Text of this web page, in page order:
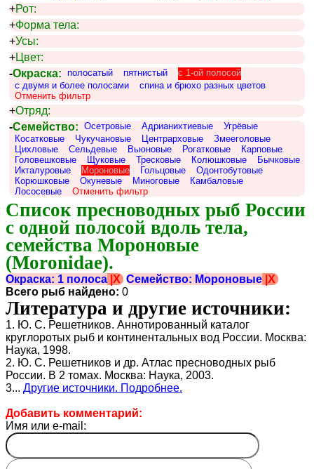
+Рот:
+Форма тела:
+Усы:
+Цвет:
-Окраска: полосатый пятнистый
c 1-ой полосой
с двумя и более полосами
спина и брюхо разных цветов
Отменить фильтр
+Отряд:
-Семейство: Осетровые Адрианихтиевые
Угрёвые
Косатковые
Чукучановые Центрарховые
Змееголовые
Цихловые
Сельдевые Вьюновые Рогатковые
Карповые
Головешковые
Щуковые Тресковые Колюшковые
Бычковые
Икталуровые
Мороновые Гольцовые
Одонтобутовые
Корюшковые
Окуневые Миноговые
Камбаловые
Лососевые
Отменить фильтр
Список пресноводных рыб России
с одной полосой вдоль тела,
семейства Мороновые
(Moronidae).
Окраска: 1 полоса |X Семейство: Мороновые |X
Всего рыб найдено: 0
Литература и другие источники:
1. Ю. С. Решетников. Аннотированный каталог
круглоротых рыб и континентальных вод России. Москва:
Наука, 1998.
2. Ю. С. Решетников и др. Атлас пресноводных рыб
России. В 2 томах. Москва: Наука, 2003.
3... Другие источники. Подробнее.
Добавить комментарий:
Имя или e-mail: